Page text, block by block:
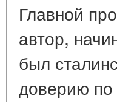
Главной
автор,
был
доверию по